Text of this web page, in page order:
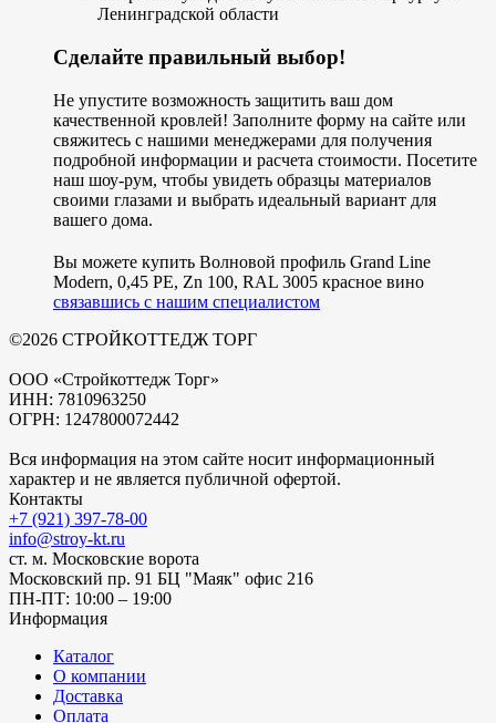
Ленинградской области
Сделайте правильный выбор!
Не упустите возможность защитить ваш дом
качественной кровлей! Заполните форму на сайте или
свяжитесь с нашими менеджерами для получения
подробной информации и расчета стоимости. Посетите
наш шоу-рум, чтобы увидеть образцы материалов
своими глазами и выбрать идеальный вариант для
вашего дома.
Вы можете купить Волновой профиль Grand Line
Modern, 0,45 PE, Zn 100, RAL 3005 красное вино
связавшись с нашим специалистом
©2026 СТРОЙКОТТЕДЖ ТОРГ
ООО «Стройкоттедж Торг»
ИНН: 7810963250
ОГРН: 1247800072442
Вся информация на этом сайте носит информационный
характер и не является публичной офертой.
Контакты
+7 (921) 397-78-00
info@stroy-kt.ru
ст. м. Московские ворота
Московский пр. 91 БЦ "Маяк" офис 216
ПН-ПТ: 10:00 – 19:00
Информация
Каталог
О компании
Доставка
Оплата